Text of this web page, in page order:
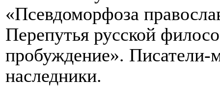
«Псевдоморфоза
Перепутья русской
пробуждение».
наследники.